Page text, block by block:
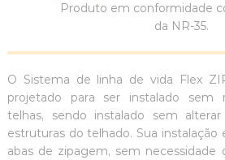
Produto em conformidade
da NR-35.
O Sistema de linha de vida Flex
projetado para ser instalado sem
telhas, sendo instalado sem
estruturas do telhado. Sua
abas de zipagem, sem necessidade